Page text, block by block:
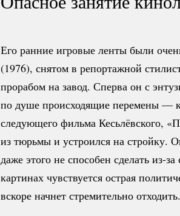
Его ранние игровые ленты были
(1976), снятом в репортажной
прорабом на завод. Сперва он с
по душе происходящие перемены —
следующего фильма Кесьлёвского,
из тюрьмы и устроился на стройку.
даже этого не способен сделать из-за
картинах чувствуется острая
вскоре начнет стремительно отходить.